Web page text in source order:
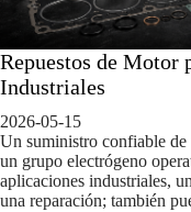
Repuestos de Motor
Industriales
2026-05-15
Un suministro confiable de
un grupo electrógeno
aplicaciones industriales,
una reparación; también